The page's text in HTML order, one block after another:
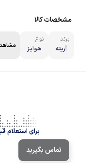
مشخصات کالا
برند
آریته
نوع
هواپز
برای
تماس بگیرید